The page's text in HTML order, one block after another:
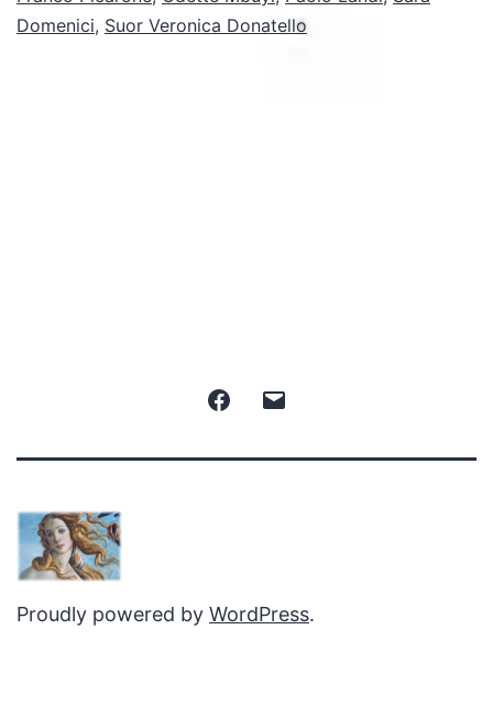
–
Domenici, Suor Veronica Donatello
Facebook
Proudly powered by WordPress.